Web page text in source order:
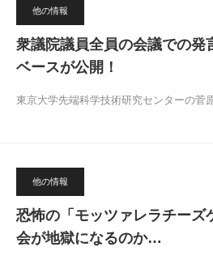
他の情報
衆議院議員全員の会議での発
ベースが公開！
東京大学先端科学技術研究センターの
他の情報
恐怖の「モッツァレラチー
会が地獄になるのか…